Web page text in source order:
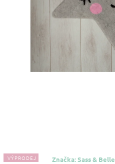
VÝPRODEJ Značka:Sass & Belle